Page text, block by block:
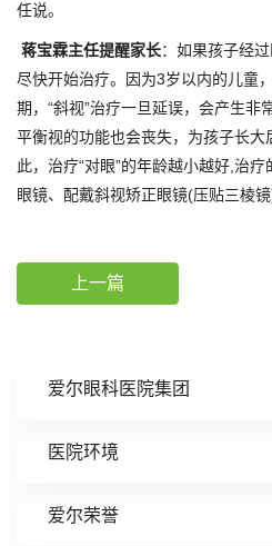
爱尔眼科医院集团
医院环境
爱尔荣誉
任说。
蒋宝霖主任提醒家长：如果孩子经
尽快开始治疗。因为3岁以内的儿童
期，“斜视”治疗一旦延误，会产生非
平衡视的功能也会丧失，为孩子长大
此，治疗“对眼”的年龄越小越好,治
眼镜、配戴斜视矫正眼镜(压贴三棱
上一篇